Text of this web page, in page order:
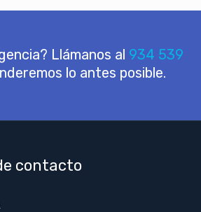
Llámanos al 934 539
lo antes posible.
contacto